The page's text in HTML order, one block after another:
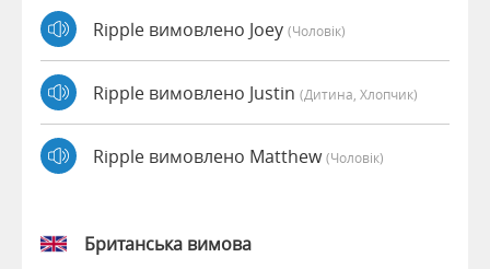
Ripple вимовлено Joey (чоловік)
Ripple вимовлено Justin (дитина, Хлопчик)
Ripple вимовлено Matthew(чоловік)
Британська вимова